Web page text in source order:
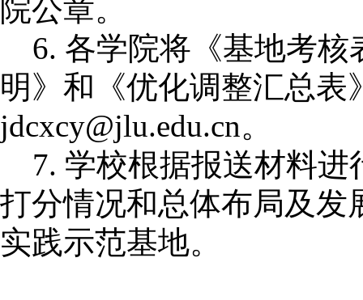
院公章。
6. 各学院将《基地考核
明》和 《优化调整汇总表
jdcxcy@jlu.edu.cn。
7. 学校根据报送材料
打分情况和总体布局及发
实践示范基地。